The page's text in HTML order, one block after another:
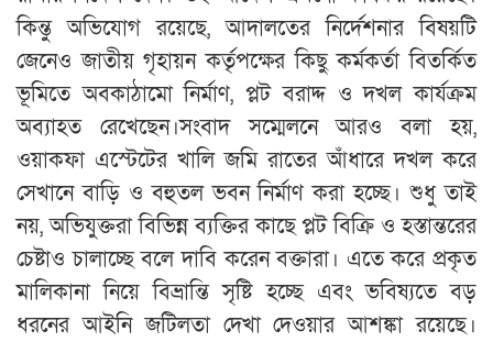
কিন্তু অভিযোগ রয়েছে, আদালতের নির্দেশনার বিষয়টি
জেনেও জাতীয় গৃহায়ন কর্তৃপক্ষের কিছু কর্মকর্তা বিতর্কিত
ভূমিতে অবকাঠামো নির্মাণ, প্লট বরাদ্দ ও দখল কার্যক্রম
অব্যাহত রেখেছেন।সংবাদ সম্মেলনে আরও বলা হয়,
ওয়াকফা এস্টেটের খালি জমি রাতের আঁধারে দখল করে
সেখানে বাড়ি ও বহুতল ভবন নির্মাণ করা হচ্ছে। শুধু তাই
নয়, অভিযুক্তরা বিভিন্ন ব্যক্তির কাছে প্লট বিক্রি ও হস্তান্তরের
চেষ্টাও চালাচ্ছে বলে দাবি করেন বক্তারা। এতে করে প্রকৃত
মালিকানা নিয়ে বিভ্রান্তি সৃষ্টি হচ্ছে এবং ভবিষ্যতে বড়
ধরনের আইনি জটিলতা দেখা দেওয়ার আশঙ্কা রয়েছে।